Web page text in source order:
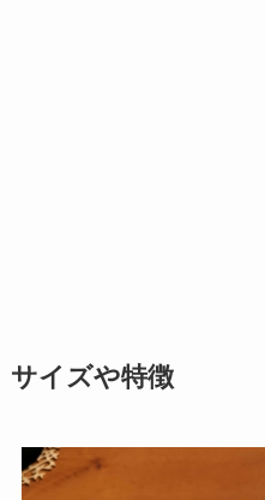
サイズや特徴